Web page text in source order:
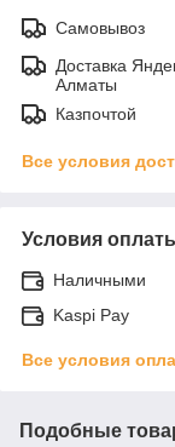
Самовывоз
Доставка
Алматы
Казпочтой
Все условия
Условия
Наличными
Kaspi Pay
Все условия
Подобные